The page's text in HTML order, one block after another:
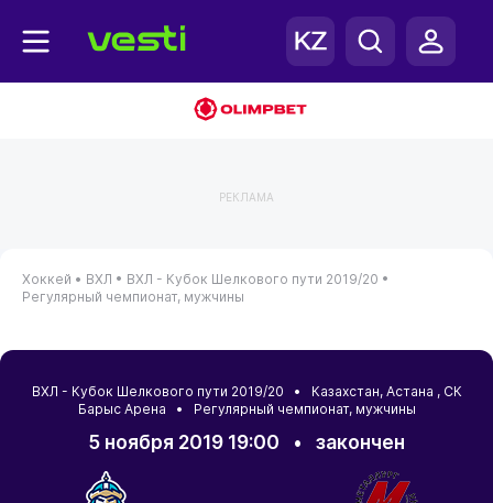
РЕКЛАМА
Хоккей • ВХЛ • ВХЛ - Кубок Шелкового пути 2019/20 •
Регулярный чемпионат, мужчины
ВХЛ - Кубок Шелкового пути 2019/20 • Казахстан, Астана , СК
Барыс Арена • Регулярный чемпионат, мужчины
5 ноября 2019 19:00 • закончен